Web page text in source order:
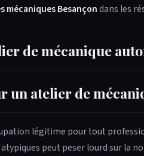
mécaniques Besançondans les
de mécanique
un atelier de
légitime pour tout
peut peser lourd sur la